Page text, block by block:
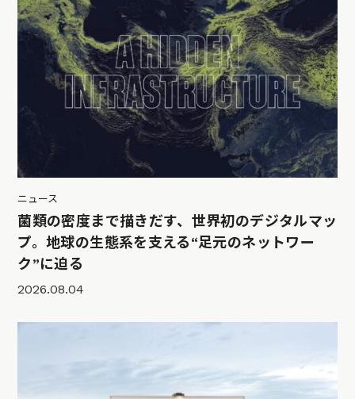
ニュース
菌類の密度まで描きだす、世界初のデジタルマッ
プ。地球の生態系を支える“足元のネットワー
ク”に迫る
2026.08.04